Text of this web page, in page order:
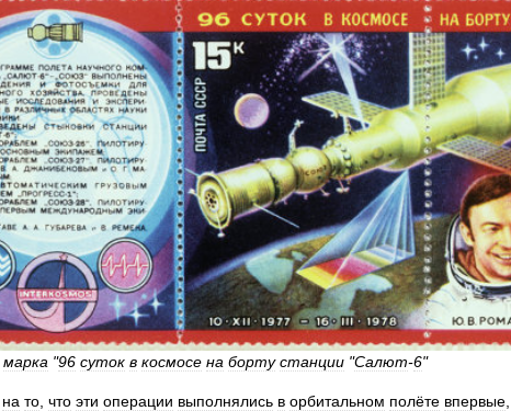
марка "96 суток в космосе на борту станции "Салют-6"
на то что эти операции выполнялись в орбитальном полёте впервые